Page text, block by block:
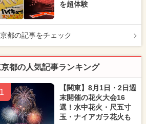
を超体験
都の記事をチェック
都の人気記事ランキング
1
【関東】8月1日・2日週
末開催の花火大会16
選！水中花火・尺五寸
玉・ナイアガラ花火も